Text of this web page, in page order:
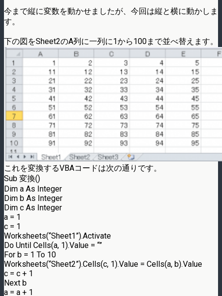
今まで縦に変数を動かせましたが、今回は縦と横に動かしま
す。
下の図をSheet2のA列に一列に1から100まで並べ替えます。
これを変換するVBAコードは次の通りです。
Sub 変換()
Dim a As Integer
Dim b As Integer
Dim c As Integer
a = 1
c = 1
Worksheets(“Sheet1”).Activate
Do Until Cells(a, 1).Value = “”
For b = 1 To 10
Worksheets(“Sheet2”).Cells(c, 1).Value = Cells(a, b).Value
c = c + 1
Next b
a = a + 1